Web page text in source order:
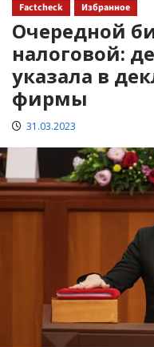
Factcheck Избранное
Очередной
налоговой:
указала в
фирмы
31.03.2023